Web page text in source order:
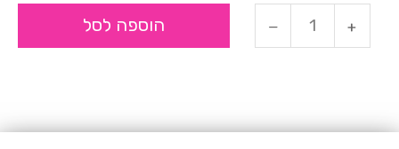
הוספה לסל